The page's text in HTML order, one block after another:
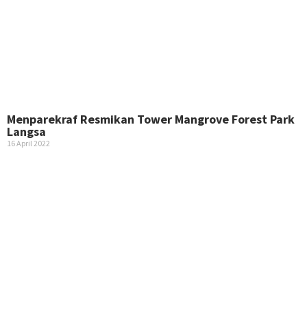
Menparekraf Resmikan Tower Mangrove Forest Park
Langsa
16 April 2022